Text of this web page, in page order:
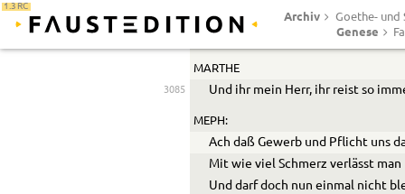
1.3 RC
Archiv Goethe- und
Genese
Die Mutter ist gar zu genau.
(gehn vorüber)
MARTHE
3085 Und ihr mein Herr, ihr reist so
MEPH:
Ach daß Gewerb und Pflicht uns
Mit wie viel Schmerz verlässt
Und darf doch nun einmal nicht